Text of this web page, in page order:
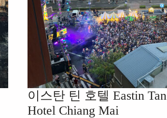
이스탄 틴 호텔 Eastin Tan
Hotel Chiang Mai